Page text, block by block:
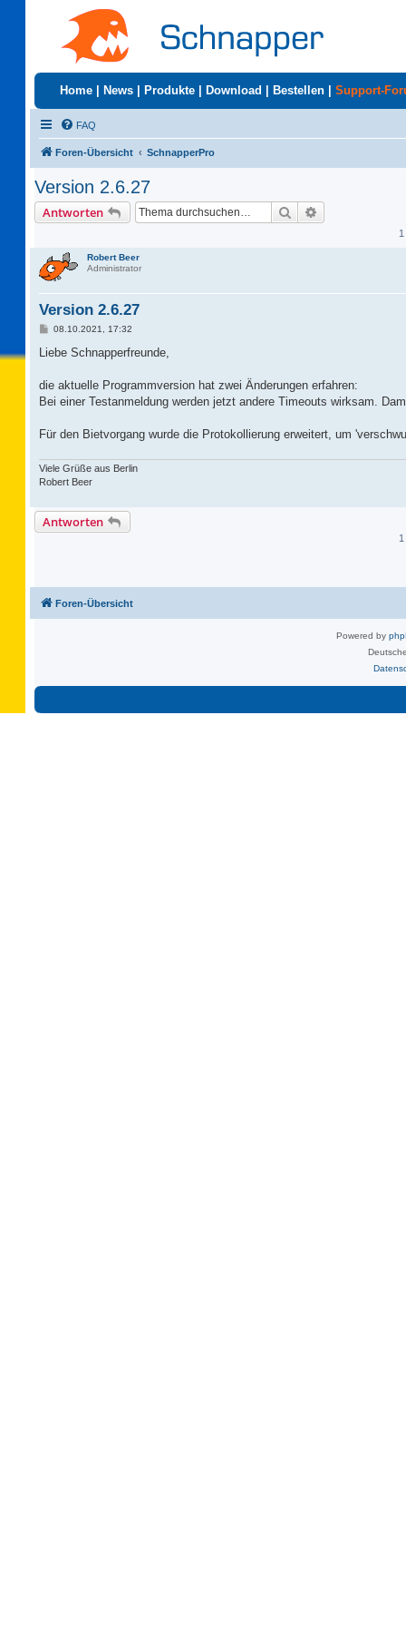
Home News Produkte Download Bestellen Support-
FAQ
Foren-Übersicht SchnapperPro
Version 2.6.27
Antworten Suche
Robert Beer
Administrator
Version 2.6.27
B
i
a
08.10.2021, 17:32
Liebe Schnapperfreunde,
die aktuelle Programmversion hat zwei Änderungen erfahren:
Bei einer Testanmeldung werden jetzt andere Timeouts wirksam.
Für den Bietvorgang wurde die Protokollierung erweitert, um
Viele Grüße aus Berlin
Robert Beer
Antworten
Foren-Übersicht
Powered by